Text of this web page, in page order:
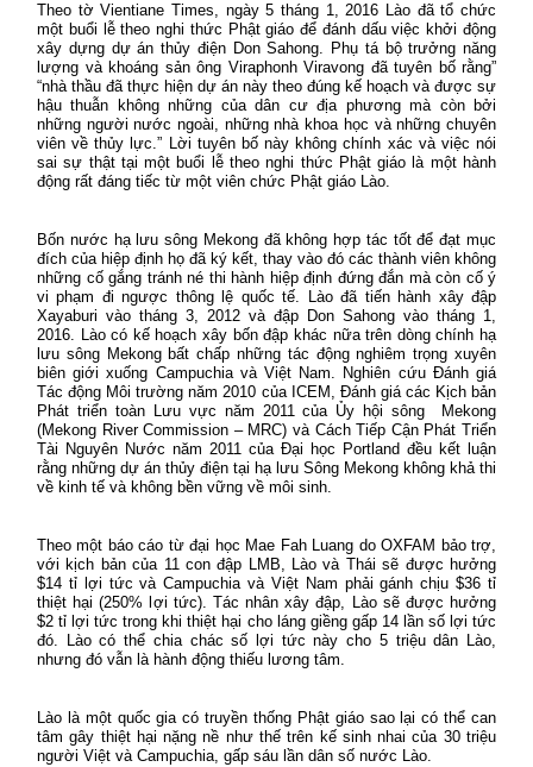
Theo tờ Vientiane Times, ngày 5 tháng 1, 2016 Lào đã tổ chức
một buổi lễ theo nghi thức Phật giáo để đánh dấu việc khởi động
xây dựng dự án thủy điện Don Sahong. Phụ tá bộ trưởng năng
lượng và khoáng sản ông Viraphonh Viravong đã tuyên bố rằng”
“nhà thầu đã thực hiện dự án này theo đúng kế hoạch và được sự
hậu thuẫn không những của dân cư địa phương mà còn bởi
những người nước ngoài, những nhà khoa học và những chuyên
viên về thủy lực.” Lời tuyên bố này không chính xác và việc nói
sai sự thật tại một buổi lễ theo nghi thức Phật giáo là một hành
động rất đáng tiếc từ một viên chức Phật giáo Lào.
Bốn nước hạ lưu sông Mekong đã không hợp tác tốt để đạt mục
đích của hiệp định họ đã ký kết, thay vào đó các thành viên không
những cố gắng tránh né thi hành hiệp định đứng đắn mà còn cố ý
vi phạm đi ngược thông lệ quốc tế. Lào đã tiến hành xây đập
Xayaburi vào tháng 3, 2012 và đập Don Sahong vào tháng 1,
2016. Lào có kế hoạch xây bốn đập khác nữa trên dòng chính hạ
lưu sông Mekong bất chấp những tác động nghiêm trọng xuyên
biên giới xuống Campuchia và Việt Nam. Nghiên cứu Đánh giá
Tác động Môi trường năm 2010 của ICEM, Đánh giá các Kịch bản
Phát triển toàn Lưu vực năm 2011 của Ủy hội sông
Mekong
(Mekong River Commission – MRC) và Cách Tiếp Cận Phát Triển
Tài Nguyên Nước năm 2011 của Đại học Portland đều kết luận
rằng những dự án thủy điện tại hạ lưu Sông Mekong không khả thi
về kinh tế và không bền vững về môi sinh.
Theo một báo cáo từ đại học Mae Fah Luang do OXFAM bảo trợ,
với kịch bản của 11 con đập LMB, Lào và Thái sẽ được hưởng
$14 tỉ lợi tức và Campuchia và Việt Nam phải gánh chịu $36 tỉ
thiệt hại (250% lợi tức). Tác nhân xây đập, Lào sẽ được hưởng
$2 tỉ lợi tức trong khi thiệt hại cho láng giềng gấp 14 lần số lợi tức
đó. Lào có thể chia chác số lợi tức này cho 5 triệu dân Lào,
nhưng đó vẫn là hành động thiếu lương tâm.
Lào là một quốc gia có truyền thống Phật giáo sao lại có thể can
tâm gây thiệt hại nặng nề như thế trên kế sinh nhai của 30 triệu
người Việt và Campuchia, gấp sáu lần dân số nước Lào.